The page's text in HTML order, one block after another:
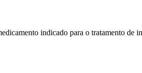
indicado para o tratamento de